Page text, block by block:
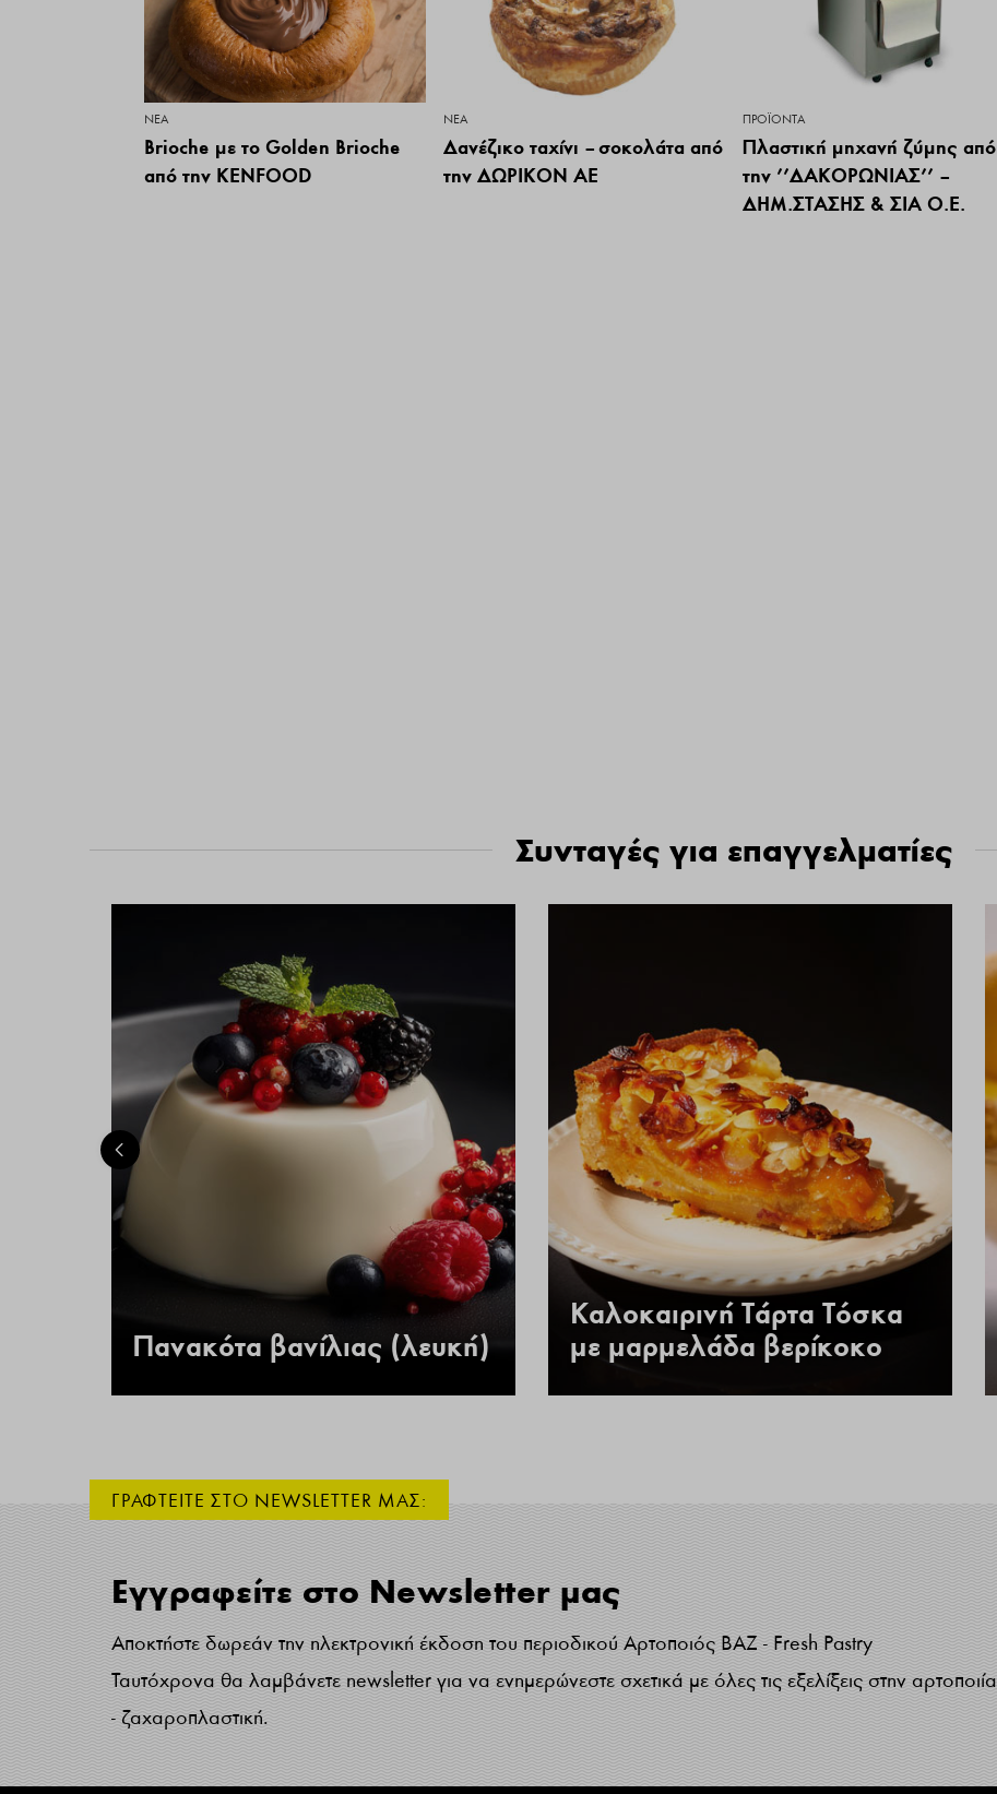
ΝΕΑ
Brioche με το Golden Brioche
από την KENFOOD
ΝΕΑ
Δανέζικο ταχίνι – σοκολάτα από
την ΔΩΡΙΚΟΝ ΑΕ
ΠΡΟΪΌΝΤΑ
Πλαστική μηχανή ζύμης από
την ’’ΔΑΚΟΡΩΝΙΑΣ’’ –
ΔΗΜ.ΣΤΑΣΗΣ & ΣΙΑ Ο.Ε.
Συνταγές για επαγγελματίες
Πανακότα βανίλιας (λευκή)
Καλοκαιρινή Τάρτα Τόσκα
με μαρμελάδα βερίκοκο
ΓΡΑΦΤΕΙΤΕ ΣΤΟ NEWSLETTER ΜΑΣ:
Εγγραφείτε στο Newsletter μας
Αποκτήστε δωρεάν την ηλεκτρονική έκδοση του περιοδικού Αρτοποιός ΒΑΖ - Fresh Pastry
Ταυτόχρονα θα λαμβάνετε newsletter για να ενημερώνεστε σχετικά με όλες τις εξελίξεις στην αρτοποιία
- ζαχαροπλαστική.